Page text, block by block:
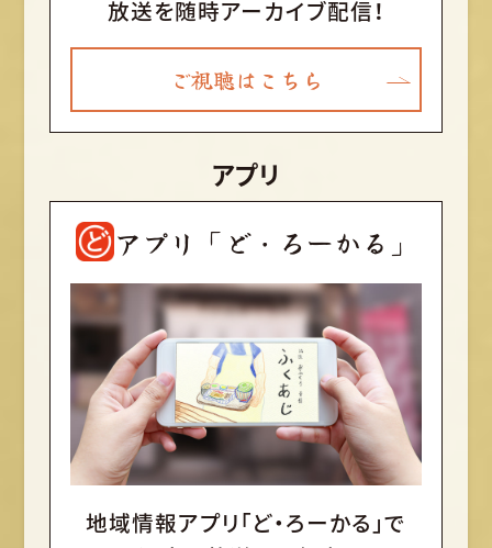
放送を随時アーカイブ配信！
ご視聴はこちら
アプリ
アプリ「ど・ろーかる」
地域情報アプリ「ど・ろーかる」で